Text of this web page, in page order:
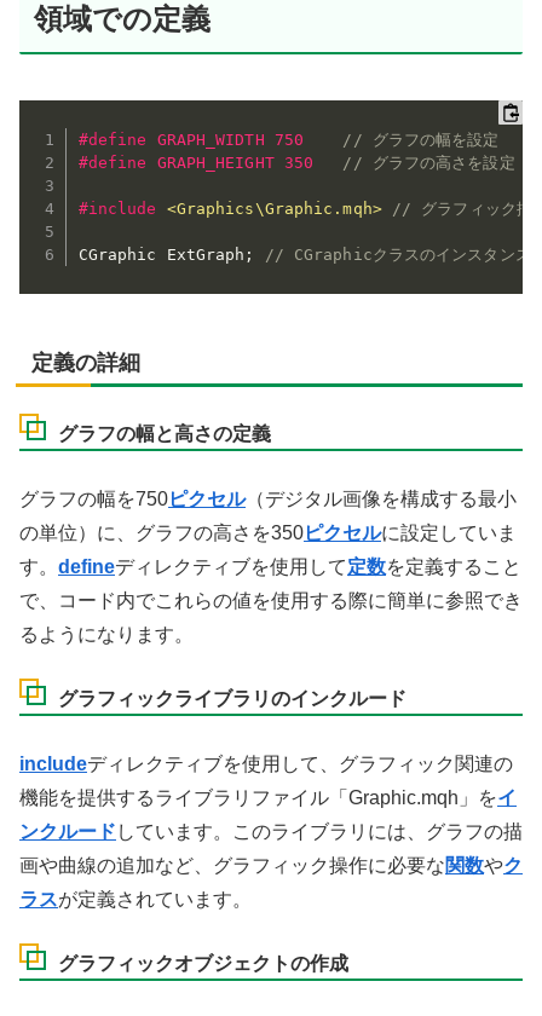
領域での定義
#define GRAPH_WIDTH 750 // グラフの幅を設定
#define GRAPH_HEIGHT 350 // グラフの高さを設定
#include <Graphics\Graphic.mqh> // グラフィック描
CGraphic ExtGraph ; // CGraphicクラスのインスタンス
定義の詳細
グラフの幅と高さの定義
グラフの幅を750ピクセル（デジタル画像を構成する最小
の単位）に、グラフの高さを350ピクセルに設定していま
す。 defineディレクティブを使用して定数を定義すること
で、コード内でこれらの値を使用する際に簡単に参照でき
るようになります。
グラフィックライブラリのインクルード
includeディレクティブを使用して、グラフィック関連の
機能を提供するライブラリファイル「Graphic.mqh」をイ
ンクルード しています。このライブラリには、グラフの描
画や曲線の追加など、グラフィック操作に必要な関数やク
ラスが定義されています。
グラフィックオブジェクトの作成